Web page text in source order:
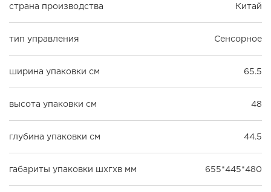
страна производства Китай
тип управления Сенсорное
ширина упаковки см 65.5
высота упаковки см 48
глубина упаковки см 44.5
габариты упаковки шxгxв мм 655*445*480